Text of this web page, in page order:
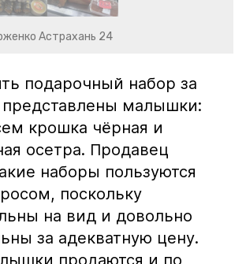
Астрахань 24
подарочный набор за
малышки:
крошка чёрная и
осетра. Продавец
наборы пользуются
поскольку
на вид и довольно
за адекватную цену.
продаются и по